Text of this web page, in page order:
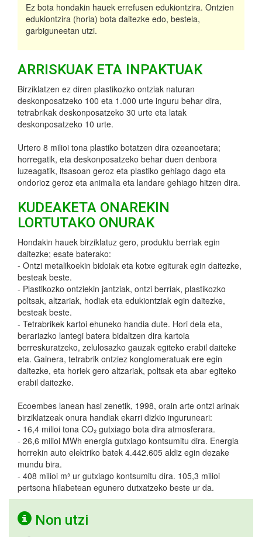
Ez bota hondakin hauek errefusen edukiontzira. Ontzien
edukiontzira (horia) bota daitezke edo, bestela,
garbiguneetan utzi.
ARRISKUAK ETA INPAKTUAK
Birziklatzen ez diren plastikozko ontziak naturan
deskonposatzeko 100 eta 1.000 urte inguru behar dira,
tetrabrikak deskonposatzeko 30 urte eta latak
deskonposatzeko 10 urte.
Urtero 8 milioi tona plastiko botatzen dira ozeanoetara;
horregatik, eta deskonposatzeko behar duen denbora
luzeagatik, itsasoan geroz eta plastiko gehiago dago eta
ondorioz geroz eta animalia eta landare gehiago hitzen dira.
KUDEAKETA ONAREKIN
LORTUTAKO ONURAK
Hondakin hauek birziklatuz gero, produktu berriak egin
daitezke; esate baterako:
- Ontzi metalikoekin bidoiak eta kotxe egiturak egin daitezke,
besteak beste.
- Plastikozko ontziekin jantziak, ontzi berriak, plastikozko
poltsak, altzariak, hodiak eta edukiontziak egin daitezke,
besteak beste.
- Tetrabrikek kartoi ehuneko handia dute. Hori dela eta,
berariazko lantegi batera bidaltzen dira kartoia
berreskuratzeko, zelulosazko gauzak egiteko erabil daiteke
eta. Gainera, tetrabrik ontziez konglomeratuak ere egin
daitezke, eta horiek gero altzariak, poltsak eta abar egiteko
erabil daitezke.
Ecoembes lanean hasi zenetik, 1998, orain arte ontzi arinak
birziklatzeak onura handiak ekarri dizkio inguruneari:
- 16,4 milioi tona CO₂ gutxiago bota dira atmosferara.
- 26,6 milioi MWh energia gutxiago kontsumitu dira. Energia
horrekin auto elektriko batek 4.442.605 aldiz egin dezake
mundu bira.
- 408 milioi m³ ur gutxiago kontsumitu dira. 105,3 milioi
pertsona hilabetean egunero dutxatzeko beste ur da.
Non utzi